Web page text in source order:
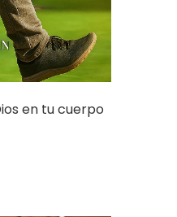
en tu cuerpo